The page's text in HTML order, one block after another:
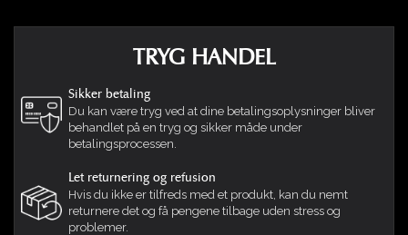
TRYG HANDEL
Sikker betaling
Du kan være tryg ved at dine betalingsoplysninger bliver
behandlet på en tryg og sikker måde under
betalingsprocessen.
Let returnering og refusion
Hvis du ikke er tilfreds med et produkt, kan du nemt
returnere det og få pengene tilbage uden stress og
problemer.